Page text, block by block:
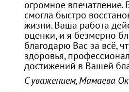
огромное
смогла быстро
жизни. Ваша работа
оценки, и я безмерно
благодарю Вас за всё,
здоровья,
достижений в Вашей
С уважением, Мамаева